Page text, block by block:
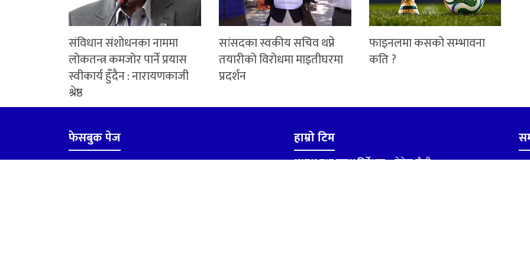
संविधान संशोधनका नाममा
लोकतन्त्र कमजोर पार्ने प्रयास
स्वीकार्य हुँदैन : नारायणकाजी
श्रेष्ठ
सांसदका स्वकीय सचिव थप्ने
तयारीको विरोधमा माइतीघरमा
प्रदर्शन
फाइनलमा कसको सम्भावना
कति ?
फेसबुक पेज हाम्रो टिम
अध्यक्ष तथा प्रबन्ध निर्देशक :मेगेन्द्र जैसी